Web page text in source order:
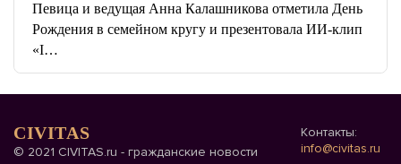
Певица и ведущая Анна Калашникова отметила День
Рождения в семейном кругу и презентовала ИИ-клип
«I…
CIVITAS
© 2021 CIVITAS.ru - гражданские новости
Контакты:
info@civitas.ru